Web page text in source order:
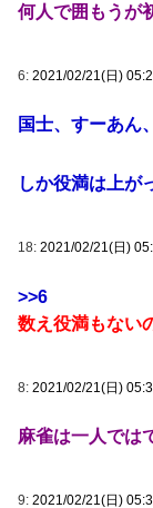
何人で囲もうが
6: 2021/02/21(日)
国士、すーあん
しか役満は上が
18: 2021/02/21(日)
>>6
数え役満もない
8: 2021/02/21(日)
麻雀は一人では
9: 2021/02/21(日)